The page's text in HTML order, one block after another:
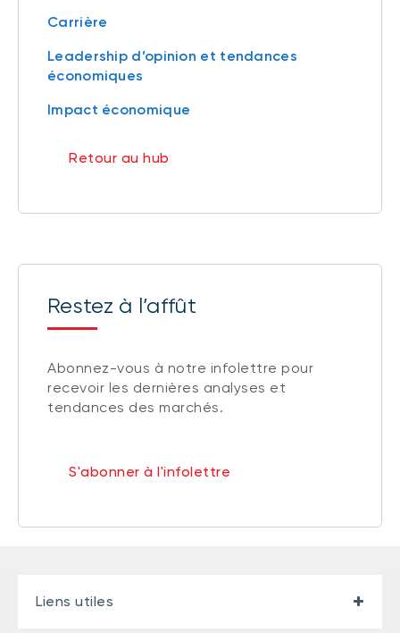
Carrière
Leadership d’opinion et tendances
économiques
Impact économique
Retour au hub
Restez à l’affût
Abonnez-vous à notre infolettre pour
recevoir les dernières analyses et
tendances des marchés.
S'abonner à l'infolettre
Liens utiles